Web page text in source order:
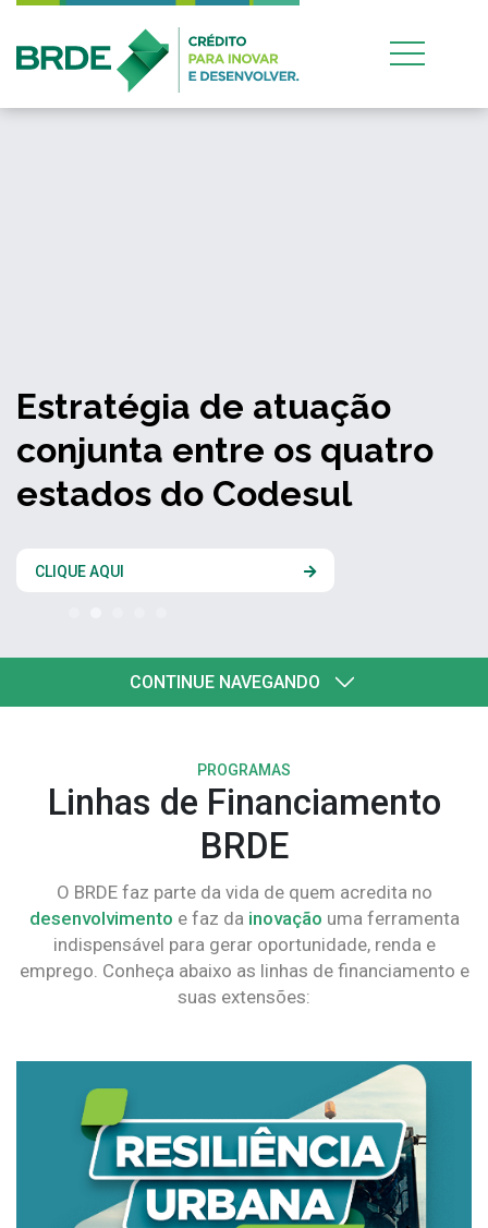
Estratégia de atuação
conjunta entre os quatro
estados do Codesul
CLIQUE AQUI
CONTINUE NAVEGANDO
PROGRAMAS
Linhas de Financiamento
BRDE
O BRDE faz parte da vida de quem acredita no
desenvolvimento e faz da inovação uma ferramenta
indispensável para gerar oportunidade, renda e
emprego. Conheça abaixo as linhas de financiamento e
suas extensões: